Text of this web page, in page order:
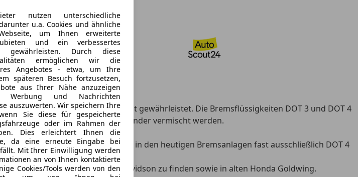
nutzen unterschiedliche
u.a. Cookies und ähnliche
um Ihnen erweiterte
und ein verbessertes
gewährleisten. Durch diese
ermöglichen wir die
Angebotes - etwa, um Ihre
späteren Besuch fortzusetzen,
aus Ihrer Nähe anzuzeigen
Werbung und Nachrichten
auszuwerten. Wir speichern Ihre
Sie diese für gespeicherte
oder im Rahmen der
Dies erleichtert Ihnen die
da eine erneute Eingabe bei
Mit Ihrer Einwilligung werden
an von Ihnen kontaktierte
Cookies/Tools werden von den
ist eine sichere Bremsung nicht gewährleistet. Die Bremsflüssigkeiten DOT 3 und DOT 4
dürfen auch nicht miteinander vermischt werden.
Wobei in den heutigen Bremsanlagen fast ausschließlich DOT 4
Motorräder wie Harley-Davidson zu finden sowie in alten Honda Goldwing.